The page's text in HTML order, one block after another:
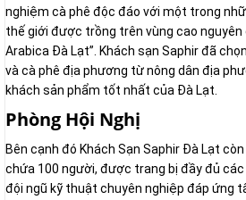
nghiệm cà phê độc đáo với một trong
thế giới được trồng trên vùng cao nguyên
Arabica Đà Lạt”. Khách sạn Saphir đã
và cà phê địa phương từ nông dân địa
khách sản phẩm tốt nhất của Đà Lạt.
Phòng Hội Nghị
Bên cạnh đó Khách Sạn Saphir Đà Lạt
chứa 100 người, được trang bị đầy đủ
đội ngũ kỹ thuật chuyên nghiệp đáp ứng